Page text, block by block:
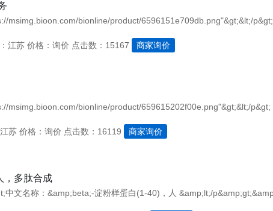
msimg.bioon.com/bionline/product/6596151e709db.png"&gt;&lt;/p&gt;
江苏 价格：询价 点击数：15167 商家询价
msimg.bioon.com/bionline/product/659615202f00e.png"&gt;&lt;/p&gt;
苏 价格：询价 点击数：16119 商家询价
，多肽合成